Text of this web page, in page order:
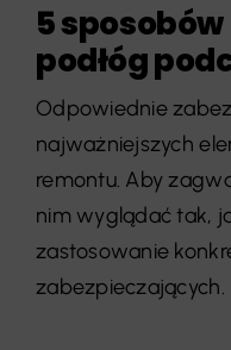
5
podłóg
Odpowiednie
najważniejszych
remontu. Aby
nim wyglądać tak,
zastosowanie
zabezpieczających.